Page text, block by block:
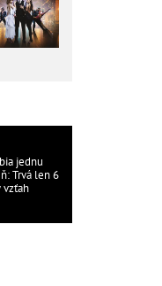
jednu
Trvá len 6
vzťah